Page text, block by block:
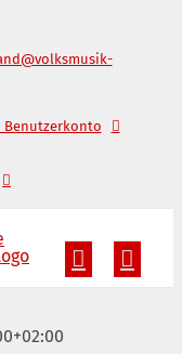
Benutzerkonto